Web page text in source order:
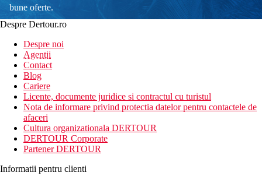
bune oferte.
newsletter!
Despre Dertour.ro
Despre noi
Agentii
Contact
Blog
Cariere
Licente, documente juridice si contractul cu turistul
Nota de informare privind protectia datelor pentru contactele de
afaceri
Cultura organizationala DERTOUR
DERTOUR Corporate
Partener DERTOUR
Informatii pentru clienti